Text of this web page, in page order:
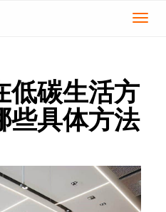
切
低碳生活方
些具体方法